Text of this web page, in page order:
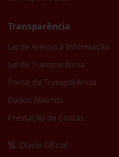
Transparência
Lei de Acesso à Informação
Lei de Transparência
Portal da Transparência
Dados Abertos
Prestação de Contas
Diario Oficial